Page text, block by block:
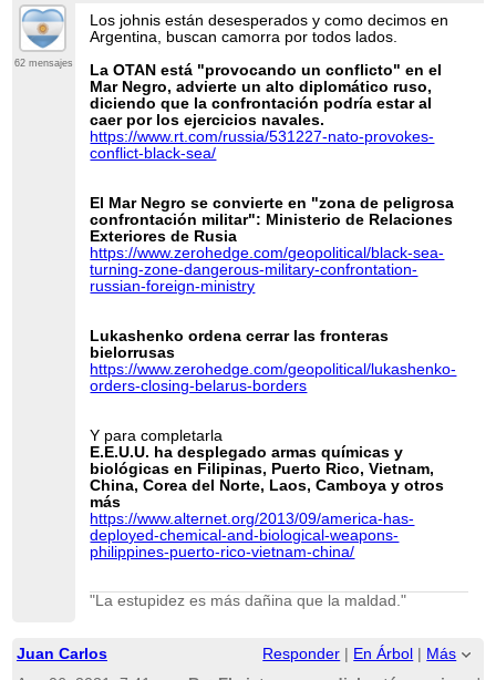
62 mensajes
Los johnis están desesperados y como decimos en
Argentina, buscan camorra por todos lados.
La OTAN está "provocando un conflicto" en el
Mar Negro, advierte un alto diplomático ruso,
diciendo que la confrontación podría estar al
caer por los ejercicios navales.
https://www.rt.com/russia/531227-nato-provokes-
conflict-black-sea/
El Mar Negro se convierte en "zona de peligrosa
confrontación militar": Ministerio de Relaciones
Exteriores de Rusia
https://www.zerohedge.com/geopolitical/black-sea-
turning-zone-dangerous-military-confrontation-
russian-foreign-ministry
Lukashenko ordena cerrar las fronteras
bielorrusas
https://www.zerohedge.com/geopolitical/lukashenko-
orders-closing-belarus-borders
Y para completarla
E.E.U.U. ha desplegado armas químicas y
biológicas en Filipinas, Puerto Rico, Vietnam,
China, Corea del Norte, Laos, Camboya y otros
más
https://www.alternet.org/2013/09/america-has-
deployed-chemical-and-biological-weapons-
philippines-puerto-rico-vietnam-china/
"La estupidez es más dañina que la maldad."
Juan Carlos Responder En Árbol
Más